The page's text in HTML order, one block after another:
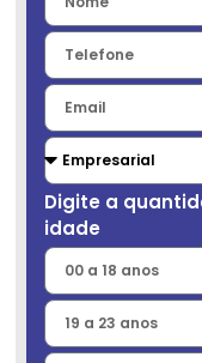
Digite a
idade